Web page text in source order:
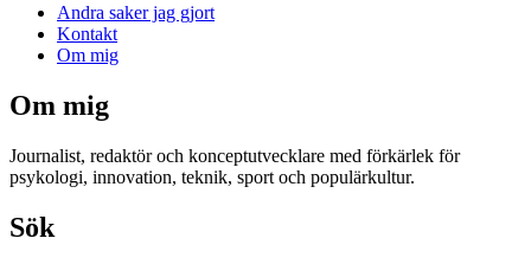
Andra saker jag gjort
Kontakt
Om mig
Om mig
Journalist, redaktör och konceptutvecklare med förkärlek för
psykologi, innovation, teknik, sport och populärkultur.
Sök